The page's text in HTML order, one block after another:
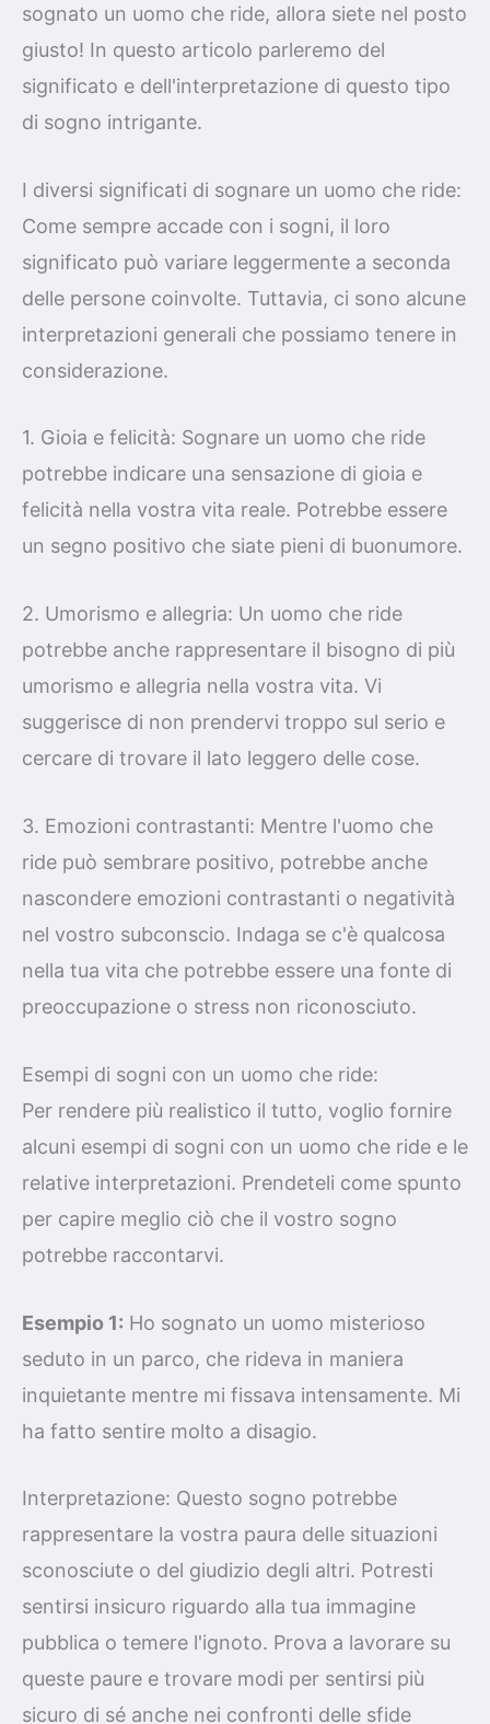
sognato un uomo che ride, allora siete nel posto
giusto! In questo articolo parleremo del
significato e dell'interpretazione di questo tipo
di sogno intrigante.
I diversi significati di sognare un uomo che ride:
Come sempre accade con i sogni, il loro
significato può variare leggermente a seconda
delle persone coinvolte. Tuttavia, ci sono alcune
interpretazioni generali che possiamo tenere in
considerazione.
1. Gioia e felicità: Sognare un uomo che ride
potrebbe indicare una sensazione di gioia e
felicità nella vostra vita reale. Potrebbe essere
un segno positivo che siate pieni di buonumore.
2. Umorismo e allegria: Un uomo che ride
potrebbe anche rappresentare il bisogno di più
umorismo e allegria nella vostra vita. Vi
suggerisce di non prendervi troppo sul serio e
cercare di trovare il lato leggero delle cose.
3. Emozioni contrastanti: Mentre l'uomo che
ride può sembrare positivo, potrebbe anche
nascondere emozioni contrastanti o negatività
nel vostro subconscio. Indaga se c'è qualcosa
nella tua vita che potrebbe essere una fonte di
preoccupazione o stress non riconosciuto.
Esempi di sogni con un uomo che ride:
Per rendere più realistico il tutto, voglio fornire
alcuni esempi di sogni con un uomo che ride e le
relative interpretazioni. Prendeteli come spunto
per capire meglio ciò che il vostro sogno
potrebbe raccontarvi.
Esempio 1: Ho sognato un uomo misterioso
seduto in un parco, che rideva in maniera
inquietante mentre mi fissava intensamente. Mi
ha fatto sentire molto a disagio.
Interpretazione: Questo sogno potrebbe
rappresentare la vostra paura delle situazioni
sconosciute o del giudizio degli altri. Potresti
sentirsi insicuro riguardo alla tua immagine
pubblica o temere l'ignoto. Prova a lavorare su
queste paure e trovare modi per sentirsi più
sicuro di sé anche nei confronti delle sfide